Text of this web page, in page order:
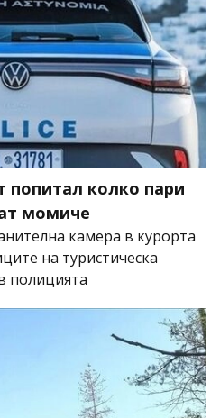
попитал колко пари
момиче
камера в курорта
на туристическа
полицията